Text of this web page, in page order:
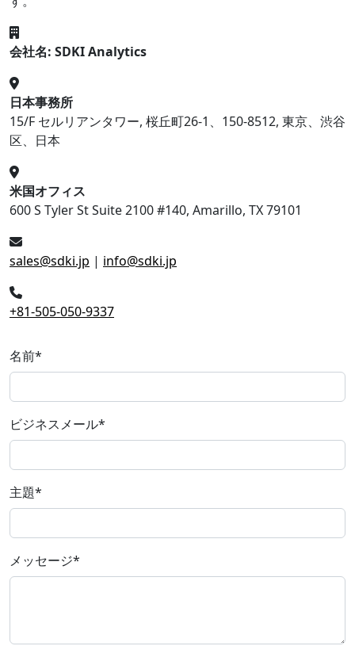
会社名: SDKI Analytics
日本事務所
15/F セルリアンタワー, 桜丘町26-1、150-8512, 東京、渋谷
区、日本
米国オフィス
600 S Tyler St Suite 2100 #140, Amarillo, TX 79101
sales@sdki.jp | info@sdki.jp
+81-505-050-9337
名前*
ビジネスメール*
主題*
メッセージ*